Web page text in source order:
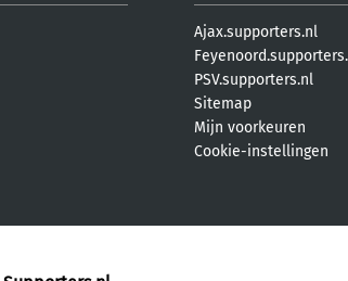
Ajax.supporters.nl
PSV.supporters.nl
Sitemap
Mijn voorkeuren
Cookie-instellingen